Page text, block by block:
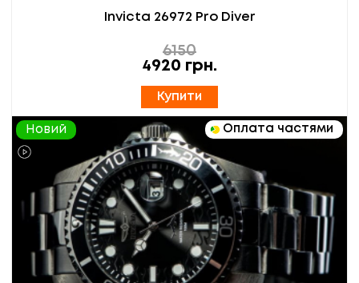
Invicta 26972 Pro Diver
6150
4920 грн.
Купити
Новий Оплата частями